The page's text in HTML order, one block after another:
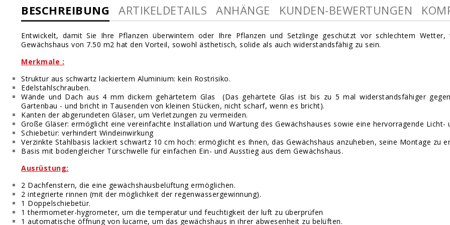
BESCHREIBUNG ARTIKELDETAILS ANHÄNGE KUNDEN-BEWERTUNGEN
Entwickelt, damit Sie Ihre Pflanzen überwintern oder Ihre Pflanzen und Setzlinge geschützt vor schlechtem
Gewächshaus von 7.50 m2 hat den Vorteil, sowohl ästhetisch, solide als auch widerstandsfähig zu sein.
Merkmale :
Struktur aus schwartz lackiertem Aluminium: kein Rostrisiko.
Edelstahlschrauben.
Wände und Dach aus 4 mm dickem gehärtetem Glas (Das gehärtete Glas ist bis zu 5 mal widerstandsfähiger
Gartenbau - und bricht in Tausenden von kleinen Stücken, nicht scharf, wenn es bricht).
Kanten der abgerundeten Gläser, um Verletzungen zu vermeiden.
Große Gläser: ermöglicht eine vereinfachte Installation und Wartung des Gewächshauses sowie eine hervorragende Licht-
Schiebetür: verhindert Windeinwirkung
Verzinkte Stahlbasis lackiert schwartz 10 cm hoch: ermöglicht es Ihnen, das Gewächshaus anzuheben, seine Montage zu
Basis mit bodengleicher Türschwelle für einfachen Ein- und Ausstieg aus dem Gewächshaus.
Ausrüstung:
2 Dachfenstern, die eine gewächshausbelüftung ermöglichen.
2 integrierte rinnen (mit der möglichkeit der regenwassergewinnung).
1 Doppelschiebetür.
1 thermometer-hygrometer, um die temperatur und feuchtigkeit der luft zu überprüfen
1 automatische öffnung von lucarne, um das gewächshaus in ihrer abwesenheit zu belüften.